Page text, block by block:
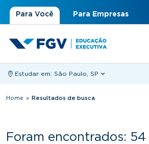
Para Você Para Empresas
Estudar em: São Paulo, SP
Você está aqui
Home » Resultados de busca
Foram encontrados: 54